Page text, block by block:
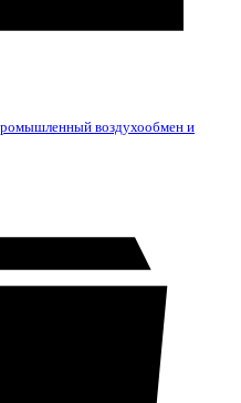
воздухообмен и